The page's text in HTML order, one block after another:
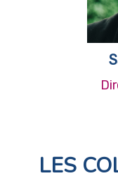
LES